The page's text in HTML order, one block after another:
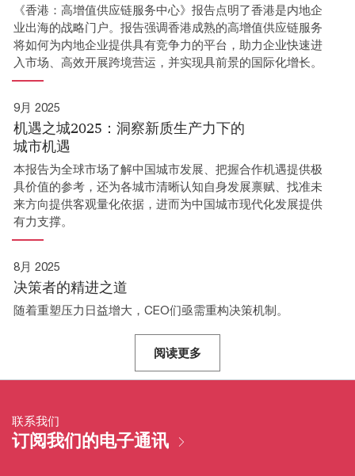
《香港：高增值供应链服务中心》报告点明了香港是内地企
业出海的战略门户。报告强调香港成熟的高增值供应链服务
将如何为内地企业提供具有竞争力的平台，助力企业快速进
入市场、高效开展跨境营运，并实现具前景的国际化增长。
9月 2025
机遇之城2025：洞察新质生产力下的
城市机遇
本报告为全球市场了解中国城市发展、把握合作机遇提供极
具价值的参考，还为各城市清晰认知自身发展禀赋、找准未
来方向提供客观量化依据，进而为中国城市现代化发展提供
有力支撑。
8月 2025
决策者的精进之道
随着重塑压力日益增大，CEO们亟需重构决策机制。
阅读更多
联系我们
订阅我们的电子通讯